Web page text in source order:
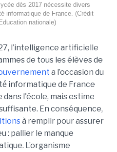
dès 2017 nécessite divers
informatique de France. (Crédit
nationale)
l’intelligence artificielle
de tous les élèves de
a l’occasion du
informatique de France
dans l'école, mais estime
En conséquence,
à remplir pour assurer
: pallier le manque
L’organisme